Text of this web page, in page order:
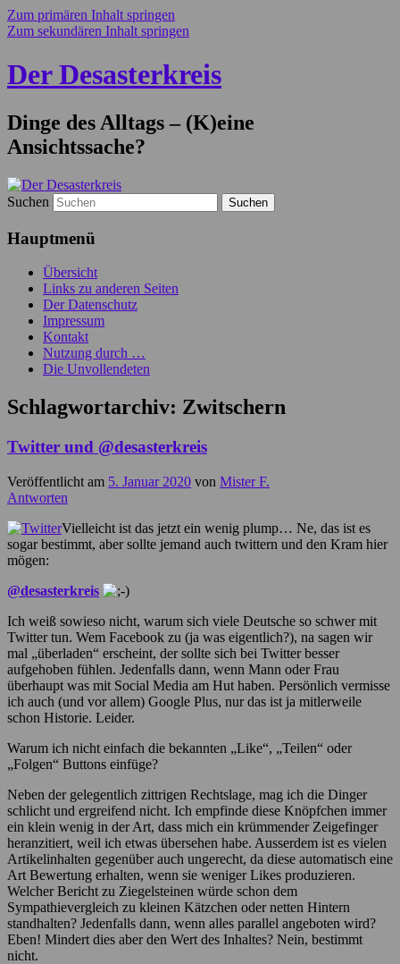
Zum primären Inhalt springen
Zum sekundären Inhalt springen
Der Desasterkreis
Dinge des Alltags – (K)eine
Ansichtssache?
Suchen
Hauptmenü
Übersicht
Links zu anderen Seiten
Der Datenschutz
Impressum
Kontakt
Nutzung durch …
Die Unvollendeten
Schlagwortarchiv: Zwitschern
Twitter und @desasterkreis
Veröffentlicht am 5. Januar 2020 von Mister F.
Antworten
Vielleicht ist das jetzt ein wenig plump… Ne, das ist es
sogar bestimmt, aber sollte jemand auch twittern und den Kram hier
mögen:
@desasterkreis
Ich weiß sowieso nicht, warum sich viele Deutsche so schwer mit
Twitter tun. Wem Facebook zu (ja was eigentlich?), na sagen wir
mal „überladen“ erscheint, der sollte sich bei Twitter besser
aufgehoben fühlen. Jedenfalls dann, wenn Mann oder Frau
überhaupt was mit Social Media am Hut haben. Persönlich vermisse
ich auch (und vor allem) Google Plus, nur das ist ja mitlerweile
schon Historie. Leider.
Warum ich nicht einfach die bekannten „Like“, „Teilen“ oder
„Folgen“ Buttons einfüge?
Neben der gelegentlich zittrigen Rechtslage, mag ich die Dinger
schlicht und ergreifend nicht. Ich empfinde diese Knöpfchen immer
ein klein wenig in der Art, dass mich ein krümmender Zeigefinger
heranzitiert, weil ich etwas übersehen habe. Ausserdem ist es vielen
Artikelinhalten gegenüber auch ungerecht, da diese automatisch eine
Art Bewertung erhalten, wenn sie weniger Likes produzieren.
Welcher Bericht zu Ziegelsteinen würde schon dem
Sympathievergleich zu kleinen Kätzchen oder netten Hintern
standhalten? Jedenfalls dann, wenn alles parallel angeboten wird?
Eben! Mindert dies aber den Wert des Inhaltes? Nein, bestimmt
nicht.